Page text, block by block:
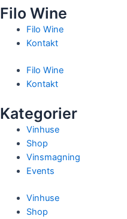
Filo Wine
Filo Wine
Kontakt
Filo Wine
Kontakt
Kategorier
Vinhuse
Shop
Vinsmagning
Events
Vinhuse
Shop